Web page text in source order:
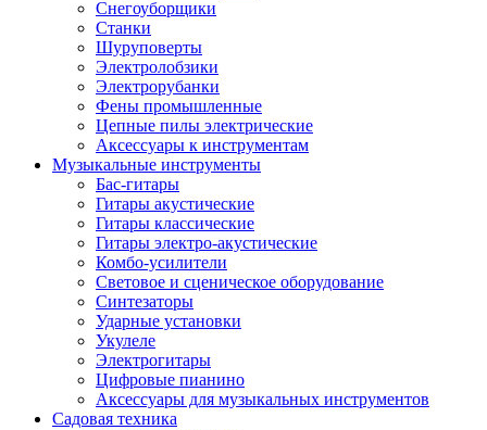
Снегоуборщики
Станки
Шуруповерты
Электролобзики
Электрорубанки
Фены промышленные
Цепные пилы электрические
Аксессуары к инструментам
Музыкальные инструменты
Бас-гитары
Гитары акустические
Гитары классические
Гитары электро-акустические
Комбо-усилители
Световое и сценическое оборудование
Синтезаторы
Ударные установки
Укулеле
Электрогитары
Цифровые пианино
Аксессуары для музыкальных инструментов
Садовая техника